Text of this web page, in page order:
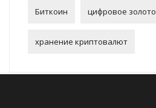
Биткоин цифровое золото
хранение криптовалют